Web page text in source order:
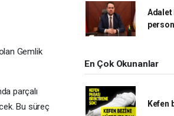
Gemlik
parçalı
Bu süreç
Adalet
En Çok Okunanlar
Kefen